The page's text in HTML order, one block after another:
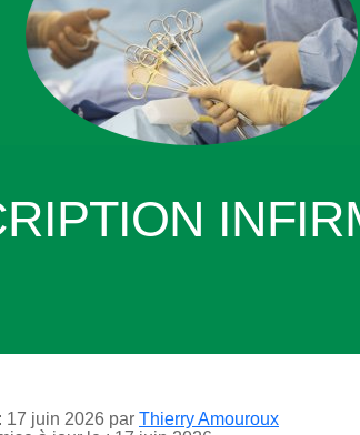
17 juin 2026 par Thierry Amouroux